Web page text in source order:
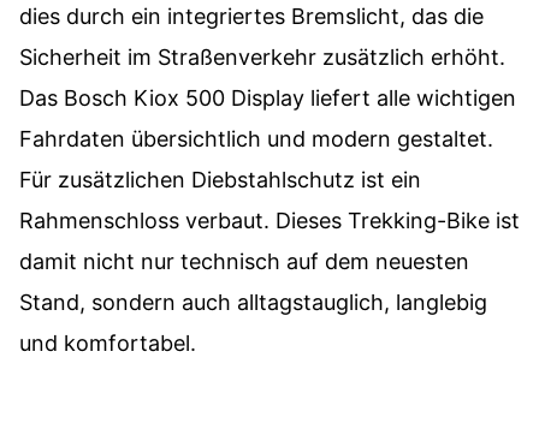
dies durch ein integriertes Bremslicht, das die
Sicherheit im Straßenverkehr zusätzlich erhöht.
Das Bosch Kiox 500 Display liefert alle wichtigen
Fahrdaten übersichtlich und modern gestaltet.
Für zusätzlichen Diebstahlschutz ist ein
Rahmenschloss verbaut. Dieses Trekking-Bike ist
damit nicht nur technisch auf dem neuesten
Stand, sondern auch alltagstauglich, langlebig
und komfortabel.